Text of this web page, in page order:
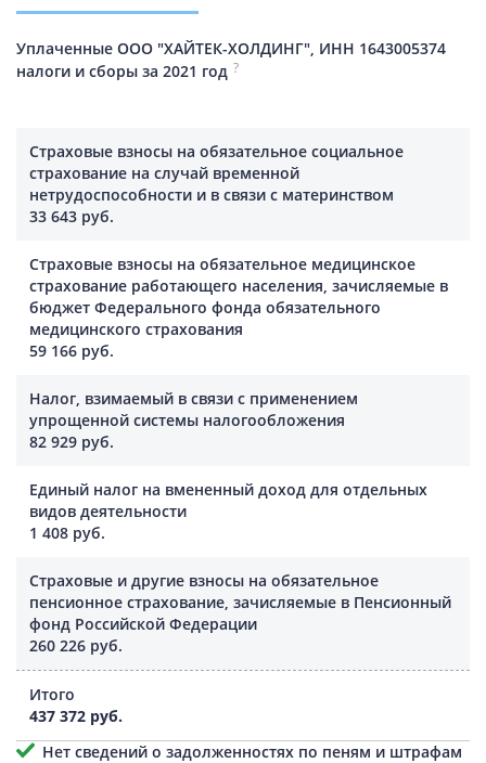
Уплаченные ООО "ХАЙТЕК-ХОЛДИНГ", ИНН 1643005374
налоги и сборы за 2021 год ?
Страховые взносы на обязательное социальное
страхование на случай временной
нетрудоспособности и в связи с материнством
33 643 руб.
Страховые взносы на обязательное медицинское
страхование работающего населения, зачисляемые в
бюджет Федерального фонда обязательного
медицинского страхования
59 166 руб.
Налог, взимаемый в связи с применением
упрощенной системы налогообложения
82 929 руб.
Единый налог на вмененный доход для отдельных
видов деятельности
1 408 руб.
Страховые и другие взносы на обязательное
пенсионное страхование, зачисляемые в Пенсионный
фонд Российской Федерации
260 226 руб.
Итого
437 372 руб.
Нет сведений о задолженностях по пеням и штрафам